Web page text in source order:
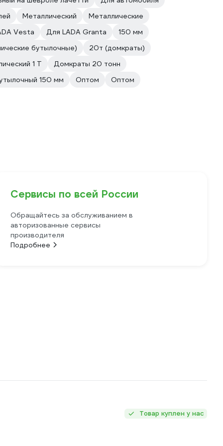
Металлический
Металлические
Vesta
Для LADA Granta
150 мм
бутылочные)
20т (домкраты)
1 Т
Домкраты 20 тонн
150 мм
Оптом Оптом
Сервисы по всей России
Обращайтесь за обслуживанием в
авторизованные сервисы
производителя
Подробнее
Товар куплен у нас